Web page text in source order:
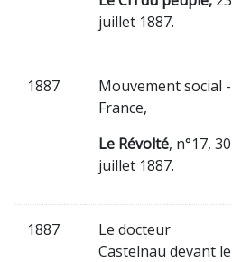
juillet 1887.
1887
Mouvement social -
France,
Le Révolté, n°17, 30
juillet 1887.
1887
Le docteur
Castelnau devant le